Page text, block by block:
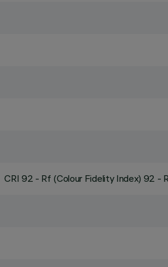
CRI 92 - Rf (Colour Fidelity Index) 92 -